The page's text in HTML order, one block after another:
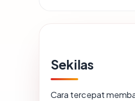
Sekilas
Cara tercepat